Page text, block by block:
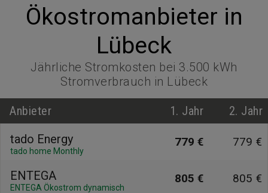
Ökostromanbieter in
Lübeck
Jährliche Stromkosten bei 3.500 kWh
Stromverbrauch in Lübeck
Anbieter 1. Jahr
2. Jahr
tado Energy
tado home Monthly
779 € 779 €
ENTEGA
ENTEGA Ökostrom dynamisch
805 € 805 €